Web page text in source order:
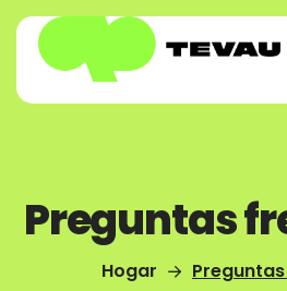
Tarjeta
Preguntas
Hogar